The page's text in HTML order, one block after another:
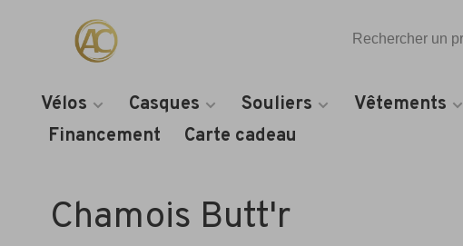
Vélos Casques Souliers Vêtements
Financement
Carte cadeau
Chamois Butt'r